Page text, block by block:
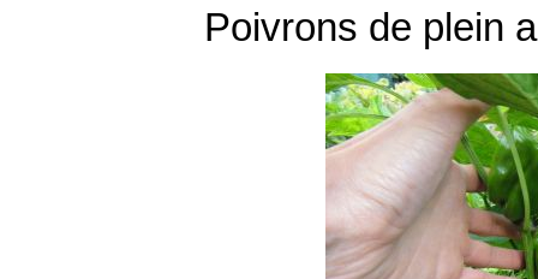
Poivrons de plein